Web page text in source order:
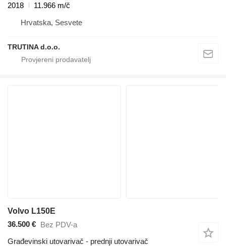
2018
11.966 m/č
Hrvatska, Sesvete
TRUTINA d.o.o.
Volvo L150E
36.500 € Bez PDV-a
Građevinski utovarivač - prednji utovarivač